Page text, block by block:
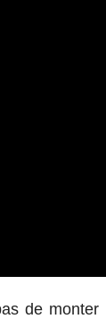
de monter